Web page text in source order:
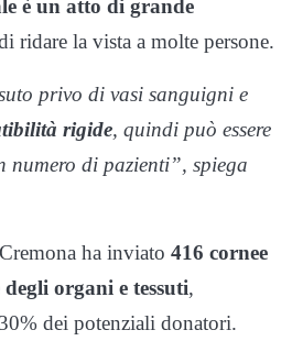
è un atto di grande
ridare la vista a molte persone.
privo di vasi sanguigni e
rigide, quindi può essere
numero di pazienti”, spiega
ha inviato 416 cornee
organi e tessuti,
dei potenziali donatori.